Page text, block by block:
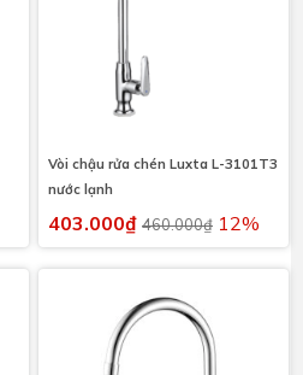
Vòi chậu rửa chén Luxta L-3101T3
nước lạnh
403.000₫ 460.000₫ 12%